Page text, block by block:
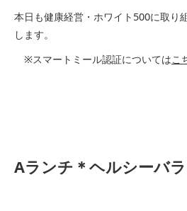
本日も健康経営・ホワイト500に取り
します。
※スマートミール認証についてはこ
Aランチ＊ヘルシーバ